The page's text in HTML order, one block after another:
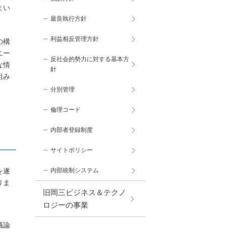
い
構
ー
情
み
遂
ま
論
最良執行方針
利益相反管理方針
反社会的勢力に対する基本方
針
分別管理
倫理コード
内部者登録制度
サイトポリシー
内部統制システム
旧岡三ビジネス＆テクノ
ロジーの事業